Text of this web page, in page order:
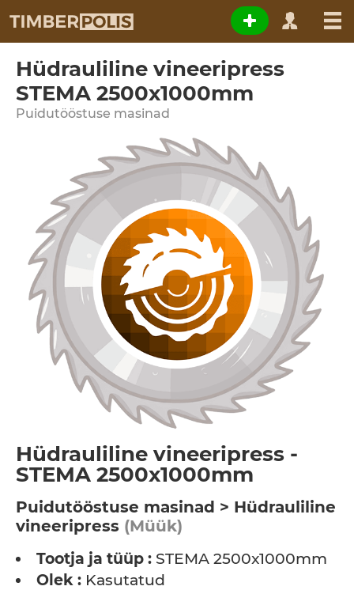
Hüdrauliline vineeripress
STEMA 2500x1000mm
Puidutööstuse masinad
Hüdrauliline vineeripress -
STEMA 2500x1000mm
Puidutööstuse masinad > Hüdrauliline
vineeripress (Müük)
Tootja ja tüüp : STEMA 2500x1000mm
Olek : Kasutatud